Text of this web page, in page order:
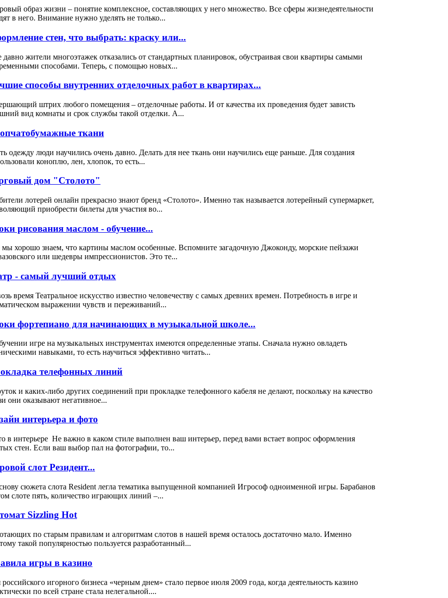
образ жизни – понятие комплексное, составляющих у него множество. Все сферы жизнедеятельности
в него. Внимание нужно уделять не только...
стен, что выбрать: краску или...
давно жители многоэтажек отказались от стандартных планировок, обустраивая свои квартиры самыми
способами. Теперь, с помощью новых...
способы внутренних отделочных работ в квартирах...
штрих любого помещения – отделочные работы. И от качества их проведения будет зависть
вид комнаты и срок службы такой отделки. А...
ткани
одежду люди научились очень давно. Делать для нее ткань они научились еще раньше. Для создания
коноплю, лен, хлопок, то есть...
дом "Столото"
лотерей онлайн прекрасно знают бренд «Столото». Именно так называется лотерейный супермаркет,
приобрести билеты для участия во...
рисования маслом - обучение...
мы хорошо знаем, что картины маслом особенные. Вспомните загадочную Джоконду, морские пейзажи
или шедевры импрессионистов. Это те...
- самый лучший отдых
время Театральное искусство известно человечеству с самых древних времен. Потребность в игре и
выражении чувств и переживаний...
фортепиано для начинающих в музыкальной школе...
игре на музыкальных инструментах имеются определенные этапы. Сначала нужно овладеть
навыками, то есть научиться эффективно читать...
телефонных линий
и каких-либо других соединений при прокладке телефонного кабеля не делают, поскольку на качество
они оказывают негативное...
интерьера и фото
в интерьере Не важно в каком стиле выполнен ваш интерьер, перед вами встает вопрос оформления
стен. Если ваш выбор пал на фотографии, то...
слот Резидент...
сюжета слота Resident легла тематика выпущенной компанией Игрософ одноименной игры. Барабанов
слоте пять, количество играющих линий –...
Sizzling Hot
по старым правилам и алгоритмам слотов в нашей время осталось достаточно мало. Именно
такой популярностью пользуется разработанный...
игры в казино
российского игорного бизнеса «черным днем» стало первое июля 2009 года, когда деятельность казино
по всей стране стала нелегальной....